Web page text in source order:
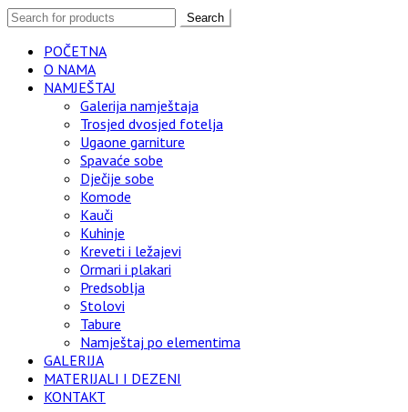
Search
POČETNA
O NAMA
NAMJEŠTAJ
Galerija namještaja
Trosjed dvosjed fotelja
Ugaone garniture
Spavaće sobe
Dječije sobe
Komode
Kauči
Kuhinje
Kreveti i ležajevi
Ormari i plakari
Predsoblja
Stolovi
Tabure
Namještaj po elementima
GALERIJA
MATERIJALI I DEZENI
KONTAKT